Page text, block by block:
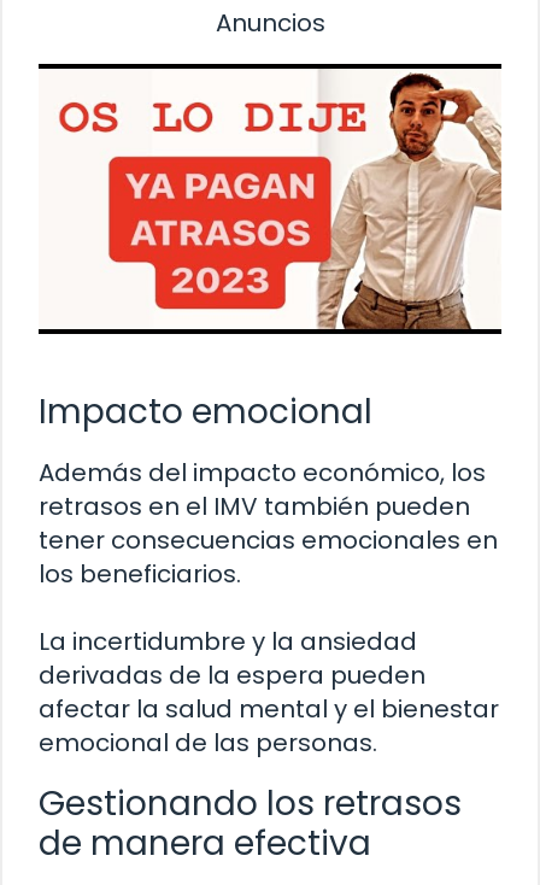
Anuncios
Impacto emocional
Además del impacto económico, los
retrasos en el IMV también pueden
tener consecuencias emocionales en
los beneficiarios.
La incertidumbre y la ansiedad
derivadas de la espera pueden
afectar la salud mental y el bienestar
emocional de las personas.
Gestionando los retrasos
de manera efectiva